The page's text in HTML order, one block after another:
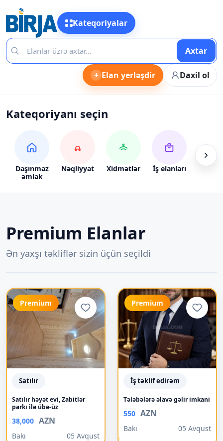
Kateqoriyalar
Axtar
+ Elan yerləşdir Daxil ol
Kateqoriyanı seçin
Daşınmaz
əmlak
Nəqliyyat Xidmətlər İş elanları Alış-
Premium Elanlar
Ən yaxşı təkliflər sizin üçün seçildi
Premium
Satılır
Satılır həyət evi, Zabitlər
parkı ilə übə-üz
38,000 AZN
Bakı 05 Avqust
Premium
İş təklif edirəm
Tələbələrə əlavə gəlir imkani
550 AZN
Bakı 05 Avqust